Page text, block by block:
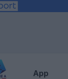
App